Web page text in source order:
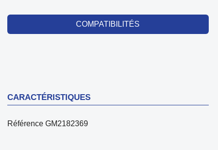
COMPATIBILITÉS
CARACTÉRISTIQUES
Référence GM2182369